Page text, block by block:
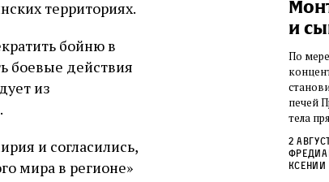
территориях.
бойню в
боевые действия
из
и согласились,
мира в регионе»
вряд
быть
в
Погромы 1929 года:
судьбу еврейского ишува
Примерно за полторы недели до начала
необычайное напряжение и сознательно
отказался приходить к Стене в Тиша бе‑Ав,
Ицкович
и
По
печей
тела
смерти,
2